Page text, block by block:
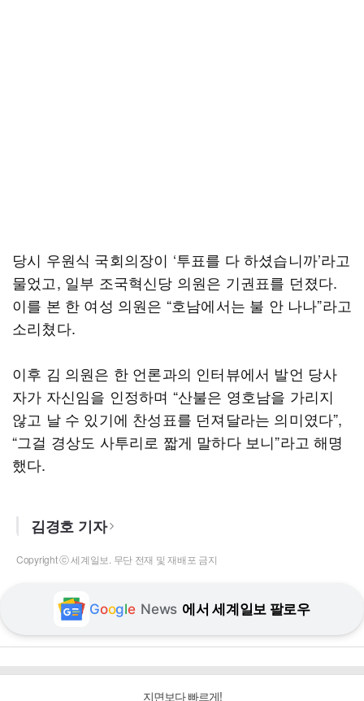
당시 우원식 국회의장이 ‘투표를 다 하셨습니까’라고
물었고, 일부 조국혁신당 의원은 기권표를 던졌다.
이를 본 한 여성 의원은 “호남에서는 불 안 나나”라고
소리쳤다.
이후 김 의원은 한 언론과의 인터뷰에서 발언 당사
자가 자신임을 인정하며 “산불은 영호남을 가리지
않고 날 수 있기에 찬성표를 던져달라는 의미였다”,
“그걸 경상도 사투리로 짧게 말하다 보니”라고 해명
했다.
김경호 기자
Copyright ⓒ 세계일보. 무단 전재 및 재배포 금지
Google News 에서 세계일보 팔로우
지면보다 빠르게!